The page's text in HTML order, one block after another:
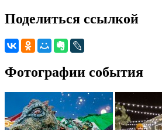
Поделиться ссылкой
Фотографии события